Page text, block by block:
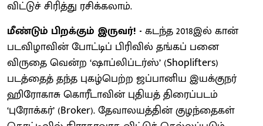
விட்டுச் சிரித்து ரசிக்கலாம்.
மீண்டும் பிறக்கும் இருவர்! - கடந்த 2018இல் கான்
படவிழாவின் போட்டிப் பிரிவில் தங்கப் பனை
விருதை வென்ற ‘ஷாப்லிப்டர்ஸ்’ (Shoplifters)
படத்தைத் தந்த புகழ்பெற்ற ஜப்பானிய இயக்குநர்
ஹிரோகாசு கொரீடாவின் புதியத் திரைப்படம்
‘புரோக்கர்’ (Broker). தேவாலயத்தின் குழந்தைகள்